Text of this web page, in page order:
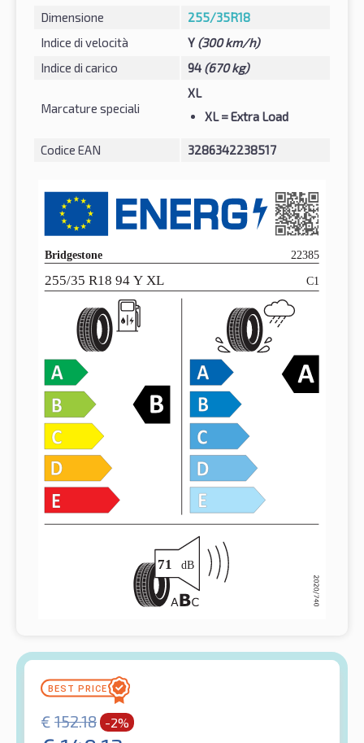
Dimensione
255/35R18
Indice di velocità
Y (300 km/h)
Indice di carico
94 (670 kg)
Marcature speciali
XL
XL= Extra Load
Codice EAN 3286342238517
€ 152.18 -2%